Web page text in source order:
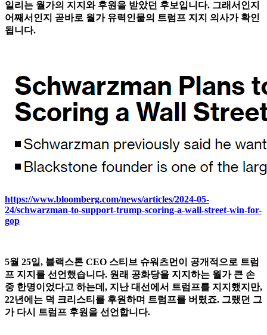
일리는 월가의 지지와 후원을 받았던 후보입니다. 그래서인지
어째서인지 곧바로 월가 유력인물의 트럼프 지지 의사가 확인
됩니다.
https://www.bloomberg.com/news/articles/2024-05-
24/schwarzman-to-support-trump-scoring-a-wall-street-win-for-
gop
5월 25일, 블랙스톤 CEO 스티브 슈워츠먼이 공개적으로 트럼
프 지지를 선언했습니다. 원래 공화당을 지지하는 월가 큰 손
중 한명이었다고 하는데, 지난 대선에서 트럼프를 지지했지만,
22년에는 덕 크리스티를 후원하며 트럼프를 버렸죠. 그랬던 그
가 다시 트럼프 후원을 선언합니다.